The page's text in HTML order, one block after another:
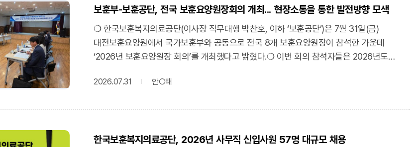
보훈부-보훈공단, 전국 보훈요양원장회의 개최... 현장소통을 통한 발전방향 모색
❍ 한국보훈복지의료공단(이사장 직무대행 박찬호, 이하 ‘보훈공단’)은 7월 31일(금)
대전보훈요양원에서 국가보훈부와 공동으로 전국 8개 보훈요양원장이 참석한 가운데
‘2026년 보훈요양원장 회의’를 개최했다고 밝혔다.❍ 이번 회의 참석자들은 2026년도
하반기 운영 방향과 서비스 품질 향상 방안을 논의했다. 또한, 요양원별 운영 현황과 현안을
나누었다.❍ 특히 최근 안전과 인권에 대한 사회적 관심이 높아짐에 따라 보훈요양원의 안전
대처 사항을 공유하고, 요양보호사를 비롯한 현장 종사자의 산업재해 예방과 안전 중심의
2026.07.31 안○태
한국보훈복지의료공단, 2026년 사무직 신입사원 57명 대규모 채용